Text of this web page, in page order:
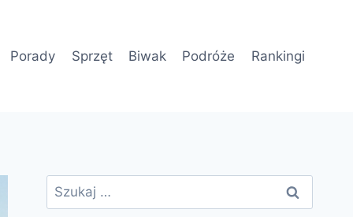
Porady Sprzęt Biwak Podróże Rankingi
Szukaj: